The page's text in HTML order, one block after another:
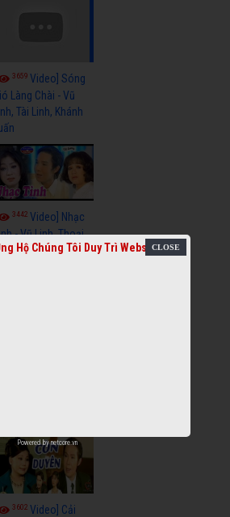
3659Video] Sóng
Làng Chài - Vũ
Tài Linh, Khánh
3442Video] Nhạc
- Vũ Linh, Thoại
Phương Hồng
3602Video] Cải
Hộ Chúng Tôi Duy Trì Website
Powered bynetcore.vn